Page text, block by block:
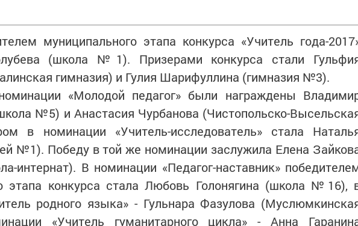
муниципального этапа конкурса «Учитель года-
(школа №1). Призерами конкурса стали
гимназия) и Гулия Шарифуллина (гимназия №3).
«Молодой педагог» были награждены
№5) и Анастасия Чурбанова (Чистопольско-
в номинации «Учитель-исследователь» стала
№1). Победу в той же номинации заслужила Елена
интернат). В номинации «Педагог-наставник»
этапа конкурса стала Любовь Голонягина (школа №16),
родного языка» - Гульнара Фазулова
«Учитель гуманитарного цикла» - Анна